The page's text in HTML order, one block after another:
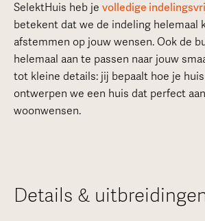
SelektHuis heb je volledige
betekent dat we de indeling helemaal
afstemmen op jouw wensen. Ook de
helemaal aan te passen naar jouw
tot kleine details: jij bepaalt hoe je
ontwerpen we een huis dat perfect
woonwensen.
Details &